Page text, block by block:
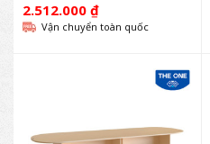
2.512.000 ₫
Vận chuyển toàn quốc